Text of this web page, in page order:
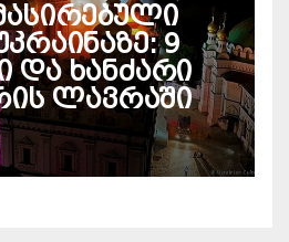
9
და ხანძარი
ლავრაში